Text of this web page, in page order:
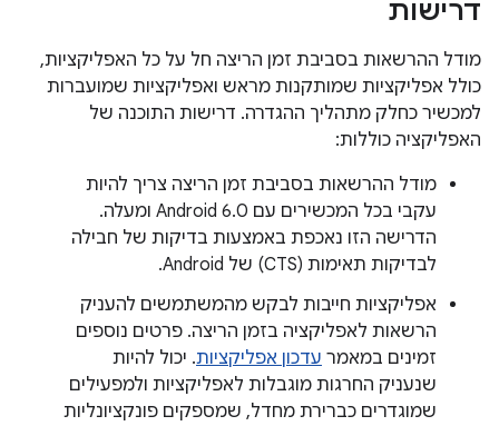
דרישות
מודל ההרשאות בסביבת זמן הריצה חל על כל האפליקציות,
כולל אפליקציות שמותקנות מראש ואפליקציות שמועברות
למכשיר כחלק מתהליך ההגדרה. דרישות התוכנה של
האפליקציה כוללות:
מודל ההרשאות בסביבת זמן הריצה צריך להיות
עקבי בכל המכשירים עם Android 6.0 ומעלה.
הדרישה הזו נאכפת באמצעות בדיקות של חבילה
לבדיקות תאימות (CTS) של Android.
אפליקציות חייבות לבקש מהמשתמשים להעניק
הרשאות לאפליקציה בזמן הריצה. פרטים נוספים
זמינים במאמר עדכון אפליקציות. יכול להיות
שנעניק החרגות מוגבלות לאפליקציות ולמפעילים
שמוגדרים כברירת מחדל, שמספקים פונקציונליות